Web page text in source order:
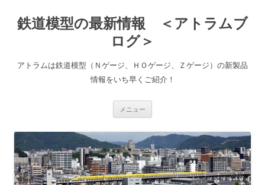
鉄道模型の最新情報 ＜アトラムブ
ログ＞
アトラムは鉄道模型（Ｎゲージ、ＨＯゲージ、Ｚゲージ）の新製品
情報をいち早くご紹介！
メニュー
ン
ツ
へ
ス
キ
ッ
プ